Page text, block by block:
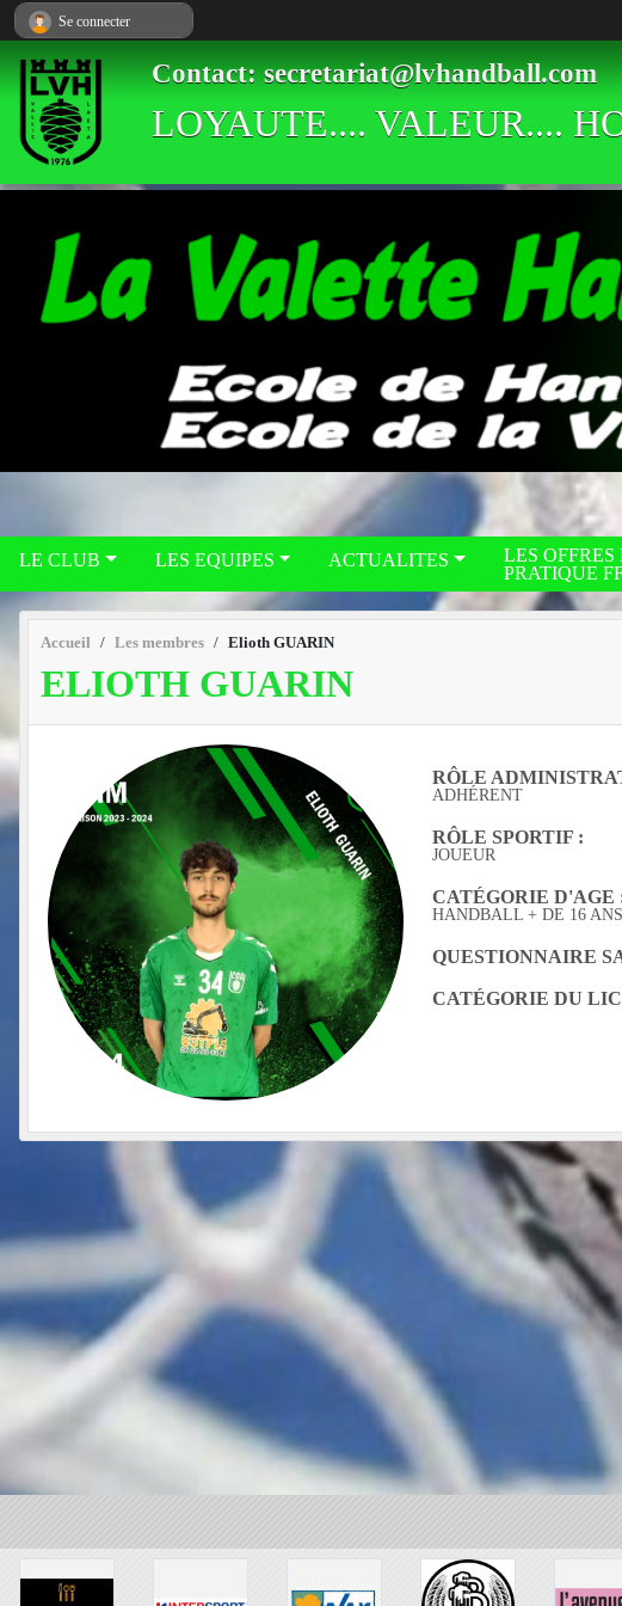
Contact: secretariat@lvhandball.com
LOYAUTE.... VALEUR....
LE CLUB LES EQUIPES ACTUALITES
LES OFFRES
PRATIQUE
Accueil Les membres Elioth GUARIN
ELIOTH GUARIN
RÔLE
ADHÉRENT
RÔLE SPORTIF :
JOUEUR
CATÉGORIE D'AGE
HANDBALL + DE 16
QUESTIONNAIRE
CATÉGORIE DU
Se connecter
Panneau de gestion des cookies